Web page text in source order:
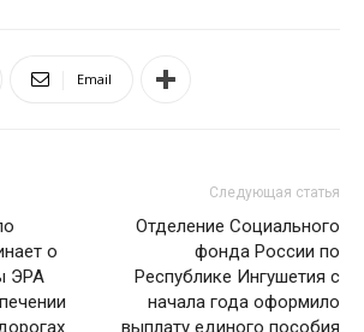
Email
о
ЭРА
Следующая статья
Отделение Социального
фонда России по
Республике Ингушетия с
начала года оформило
выплату единого пособия